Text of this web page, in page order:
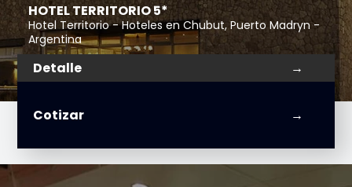
HOTEL TERRITORIO 5*
Hotel Territorio - Hoteles en Chubut, Puerto Madryn -
Argentina
Detalle
Cotizar